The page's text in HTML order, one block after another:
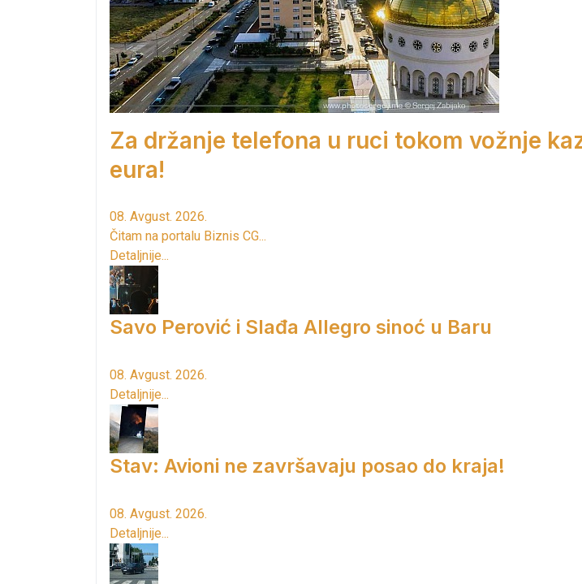
Za držanje telefona u ruci tokom vožnje
eura!
08. Avgust. 2026.
Čitam na portalu Biznis CG...
Detaljnije...
Savo Perović i Slađa Allegro sinoć u Baru
08. Avgust. 2026.
Detaljnije...
Stav: Avioni ne završavaju posao do kraja!
08. Avgust. 2026.
Detaljnije...